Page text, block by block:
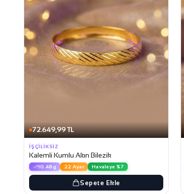
72.649,99 TL
İŞÇILIKSIZ
Kalemli Kumlu Altın Bilezik
10.48g 22 Ayar Havaleye %7
Sepete Ekle